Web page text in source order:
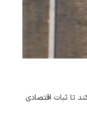
تا ثبات اقتصادی